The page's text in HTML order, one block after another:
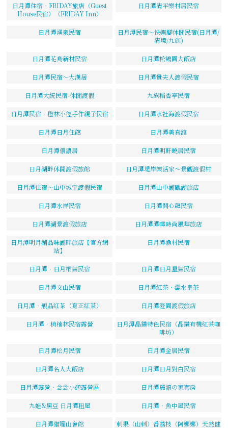
日月潭住宿‧FRIDAY旅店（Guest
House民宿）（FRIDAY Inn）
日月潭清平樂村居民宿
日月潭湧泉民宿
日月潭民宿～快樂腳休閒民宿(日月潭/
清境/九族)
日月潭花鳥新村民宿 日月潭松鶴園大飯店
日月潭民宿～大漢居 日月潭貴夫人渡假民宿
日月潭大統民宿-休閒渡假 九族稻香亭民宿
日月潭民宿‧橙林小徑手作親子民宿 日月潭水社海渡假民宿
日月潭日月住館 日月潭美真舘
日月潭儂濃居 日月潭明軒曉居民宿
日月湖畔休閒渡假旅館 日月潭堤岸樂活家～景觀渡假村
日月潭住宿～山中城宝渡假民宿 日月潭山中湖觀湖旅店
日月潭水岸民宿 日月潭開心龍民宿
日月潭湖景渡假旅店 日月潭潭暉時尚風華旅店
日月潭明月湖品味湖畔旅店【官方網
站】
日月潭漁村民宿
日月潭‧日月桐舞民宿 日月潭日月星舞民宿
日月潭文山民宿 日月潭紅茶．澀水皇茶
日月潭‧靚品紅茶（育正紅茶） 日月潭澄園渡假旅店
日月潭．梢楠林民宿露營
日月潭晶鑽特色民宿（晶鑽有機紅茶咖
啡坊）
日月潭松月民宿 日月潭金居民宿
日月潭名人大飯店 日月潭日月對白民宿
日月潭露營‧念念小憩露營區 日月潭麗鴻の家套房
九蛙&黑豆 日月潭租屋 日月潭‧魚中屋民宿
日月潭貓囒山會館
刺果（山刺）番荔枝（阿娜娜）天然健